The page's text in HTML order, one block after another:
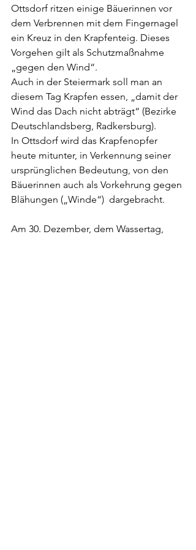
Ottsdorf ritzen einige Bäuerinnen vor
dem Verbrennen mit dem Fingernagel
ein Kreuz in den Krapfenteig. Dieses
Vorgehen gilt als Schutzmaßnahme
„gegen den Wind“.
Auch in der Steiermark soll man an
diesem Tag Krapfen essen, „damit der
Wind das Dach nicht abträgt“ (Bezirke
Deutschlandsberg, Radkersburg).
In Ottsdorf wird das Krapfenopfer
heute mitunter, in Verkennung seiner
ursprünglichen Bedeutung, von den
Bäuerinnen auch als Vorkehrung gegen
Blähungen („Winde“)  dargebracht.
Am 30. Dezember, dem Wassertag,